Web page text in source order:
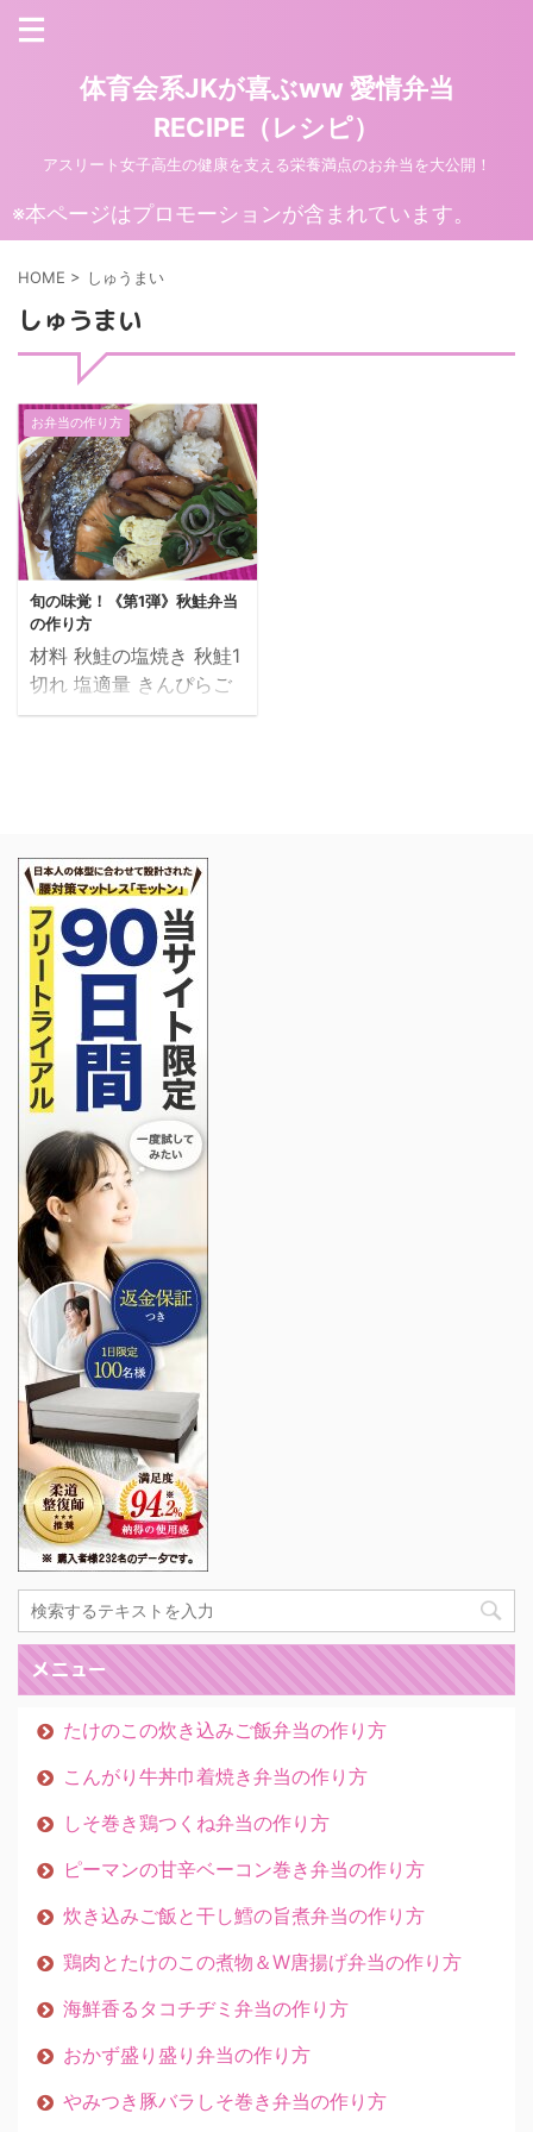
体育会系JKが喜ぶww 愛情弁当
RECIPE（レシピ）
アスリート女子高生の健康を支える栄養満点のお弁当を大公開！
※本ページはプロモーションが含まれています。
HOME > しゅうまい
しゅうまい
お弁当の作り方
旬の味覚！《第1弾》秋鮭弁当
の作り方
材料 秋鮭の塩焼き 秋鮭1
切れ 塩適量 きんぴらご
ぼう ごぼう2本 ちくわ2
砂糖大さじ1・醤油大さ
じ2・鷹の爪の輪切
少々、塩少々） 油少々
ごま油少々 炒り胡麻適量
卵焼き（シーチキン入
り） 卵1個 シーチキン大
さじ1 塩少々 ロースハム
のしそ巻き ロースハム2
枚 青しそ4枚 塩コショウ
少々 ウインナー2本 えび
たっぷりのもち米しゅう
まい（冷凍）5個 ご飯 子
持ち昆布 調理時間：約
40分 作り方 秋鮭の塩焼
き ...
メニュー
たけのこの炊き込みご飯弁当の作り方
こんがり牛丼巾着焼き弁当の作り方
しそ巻き鶏つくね弁当の作り方
ピーマンの甘辛ベーコン巻き弁当の作り方
炊き込みご飯と干し鱈の旨煮弁当の作り方
鶏肉とたけのこの煮物＆W唐揚げ弁当の作り方
海鮮香るタコチヂミ弁当の作り方
おかず盛り盛り弁当の作り方
やみつき豚バラしそ巻き弁当の作り方